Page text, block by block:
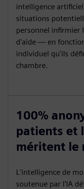
intelligence
situations
personnel infirmier
d'aide — en
individuel qu'ils
chambre.
100%
patients et
méritent le
L'intelligence de
soutenue par l'IA